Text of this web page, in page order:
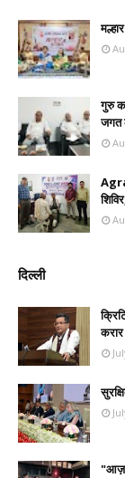
गुरु
जगत
दिल्ली
करार